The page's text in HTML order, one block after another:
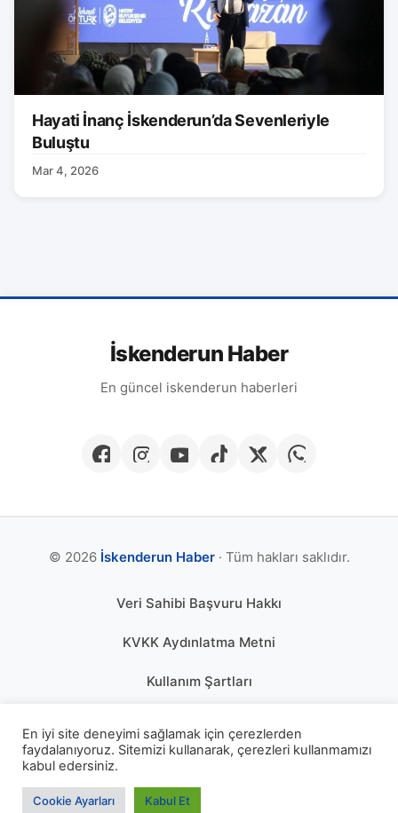
Hayati İnanç İskenderun’da Sevenleriyle
Buluştu
Mar 4, 2026
İskenderun Haber
En güncel iskenderun haberleri
© 2026 İskenderun Haber· Tüm hakları saklıdır.
Veri Sahibi Başvuru Hakkı
KVKK Aydınlatma Metni
Kullanım Şartları
Çerez Politikası
KÜNYE
En iyi site deneyimi sağlamak için çerezlerden
faydalanıyoruz. Sitemizi kullanarak, çerezleri kullanmamızı
kabul edersiniz.
Cookie Ayarları Kabul Et